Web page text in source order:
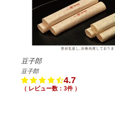
豆子郎
豆子郎
4.7
（ レビュー数：3件 ）